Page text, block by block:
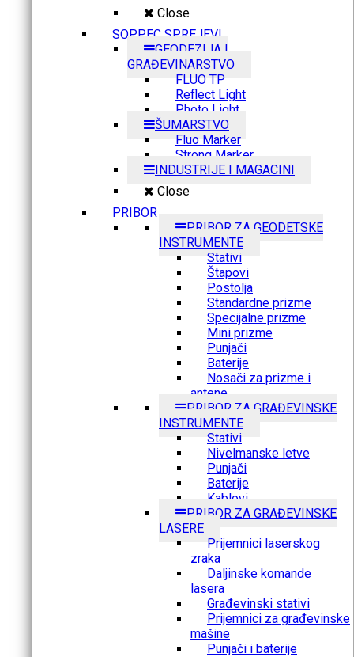
Close
SOPPEC SPREJEVI
GEODEZIJA I
GRAĐEVINARSTVO
FLUO TP
Reflect Light
Photo Light
ŠUMARSTVO
Fluo Marker
Strong Marker
INDUSTRIJE I MAGACINI
Close
PRIBOR
PRIBOR ZA GEODETSKE
INSTRUMENTE
Stativi
Štapovi
Postolja
Standardne prizme
Specijalne prizme
Mini prizme
Punjači
Baterije
Nosači za prizme i
antene
PRIBOR ZA GRAĐEVINSKE
INSTRUMENTE
Stativi
Nivelmanske letve
Punjači
Baterije
Kablovi
PRIBOR ZA GRAĐEVINSKE
LASERE
Prijemnici laserskog
zraka
Daljinske komande
lasera
Građevinski stativi
Prijemnici za građevinske
mašine
Punjači i baterije